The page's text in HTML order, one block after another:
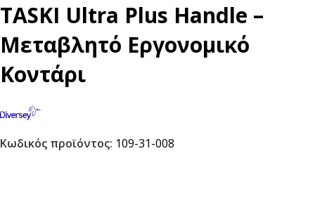
TASKI Ultra Plus Handle –
Μεταβλητό Εργονομικό
Κοντάρι
Κωδικός προϊόντος: 109-31-008